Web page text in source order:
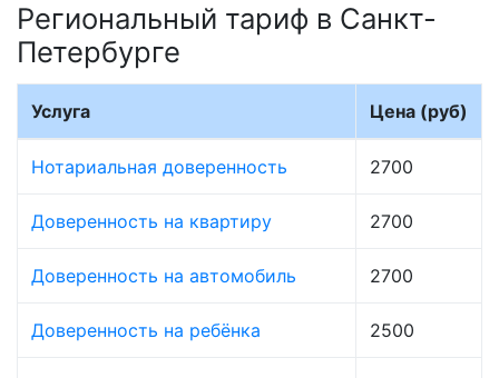
Региональный тариф в Санкт-
Петербурге
Услуга Цена (руб)
Нотариальная доверенность 2700
Доверенность на квартиру 2700
Доверенность на автомобиль 2700
Доверенность на ребёнка 2500